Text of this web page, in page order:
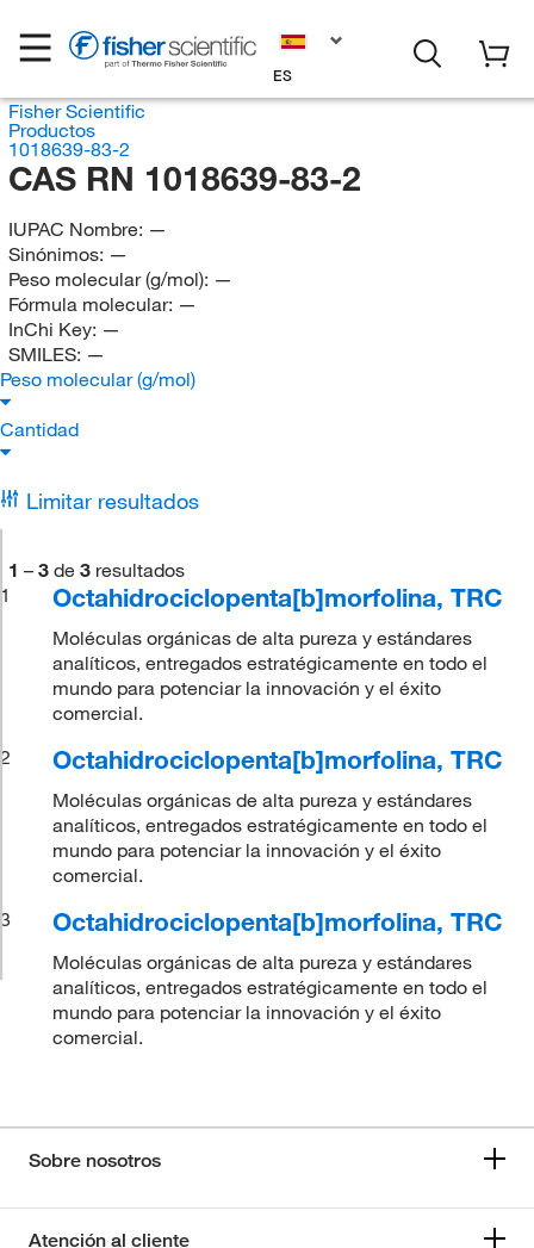
ES
Fisher Scientific
Productos
1018639-83-2
CAS RN 1018639-83-2
IUPAC Nombre: —
Sinónimos: —
Peso molecular (g/mol): —
Fórmula molecular: —
InChi Key: —
SMILES: —
Peso molecular (g/mol)
Cantidad
Limitar resultados
1 – 3 de 3 resultados
1
Octahidrociclopenta[b]morfolina, TRC
Moléculas orgánicas de alta pureza y estándares
analíticos, entregados estratégicamente en todo el
mundo para potenciar la innovación y el éxito
comercial.
2
Octahidrociclopenta[b]morfolina, TRC
Moléculas orgánicas de alta pureza y estándares
analíticos, entregados estratégicamente en todo el
mundo para potenciar la innovación y el éxito
comercial.
3
Octahidrociclopenta[b]morfolina, TRC
Moléculas orgánicas de alta pureza y estándares
analíticos, entregados estratégicamente en todo el
mundo para potenciar la innovación y el éxito
comercial.
Sobre nosotros
Atención al cliente